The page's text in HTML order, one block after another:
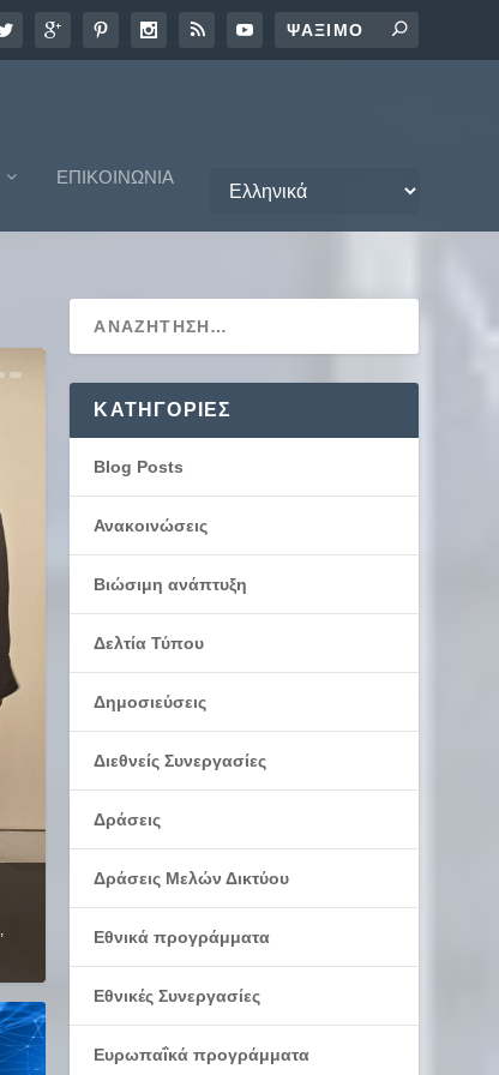
ΕΠΙΚΟΙΝΩΝΊΑ
,
KΑΤΗΓΟΡΊΕΣ
Blog Posts
Ανακοινώσεις
Βιώσιμη ανάπτυξη
Δελτία Τύπου
Δημοσιεύσεις
Διεθνείς Συνεργασίες
Δράσεις
Δράσεις Μελών Δικτύου
Εθνικά προγράμματα
Εθνικές Συνεργασίες
Ευρωπαΐκά προγράμματα